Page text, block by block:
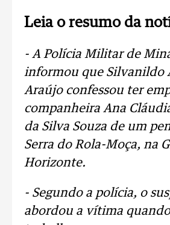
Leia o resumo da
- A Polícia Militar de
informou que Silvanildo
Araújo confessou ter
companheira Ana
da Silva Souza de um
Serra do Rola-Moça, na
Horizonte.
- Segundo a polícia, o
abordou a vítima